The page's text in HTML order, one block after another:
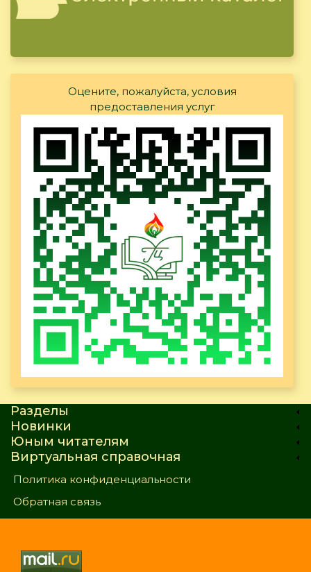
Оцените, пожалуйста, условия
предоставления услуг
Разделы
Новинки
Юным читателям
Виртуальная справочная
Политика конфиденциальности
Обратная связь